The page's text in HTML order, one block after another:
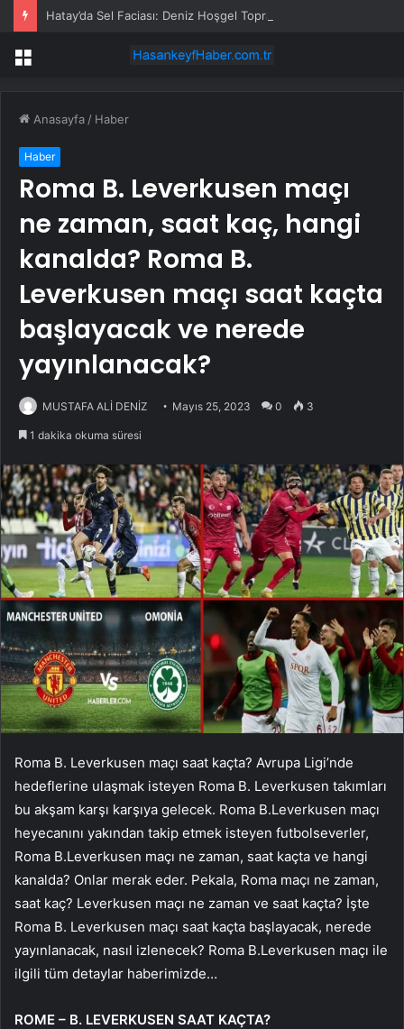
Hatay’da Sel Faciası: Deniz Hoşgel Toprağa Verildi
Menü
Anasayfa / Haber
Haber
Roma B. Leverkusen maçı
ne zaman, saat kaç, hangi
kanalda? Roma B.
Leverkusen maçı saat kaçta
başlayacak ve nerede
yayınlanacak?
MUSTAFA ALİ DENİZ Mayıs 25, 2023 0 3
1 dakika okuma süresi
Roma B. Leverkusen maçı saat kaçta? Avrupa Ligi’nde
hedeflerine ulaşmak isteyen Roma B. Leverkusen takımları
bu akşam karşı karşıya gelecek. Roma B.Leverkusen maçı
heyecanını yakından takip etmek isteyen futbolseverler,
Roma B.Leverkusen maçı ne zaman, saat kaçta ve hangi
kanalda? Onlar merak eder. Pekala, Roma maçı ne zaman,
saat kaç? Leverkusen maçı ne zaman ve saat kaçta? İşte
Roma B. Leverkusen maçı saat kaçta başlayacak, nerede
yayınlanacak, nasıl izlenecek? Roma B.Leverkusen maçı ile
ilgili tüm detaylar haberimizde…
ROME – B. LEVERKUSEN SAAT KAÇTA?